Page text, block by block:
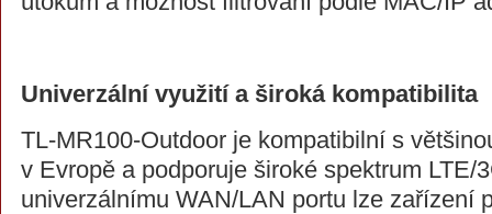
Univerzální využití a široká kompatibilita
TL-MR100-Outdoor je kompatibilní s
v Evropě a podporuje široké spektrum LTE/
univerzálnímu WAN/LAN portu lze zařízení